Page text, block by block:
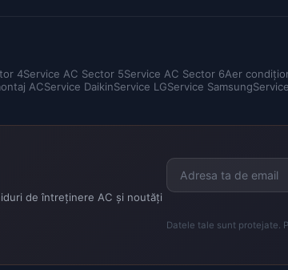
4Service AC Sector 5Service AC Sector 6Aer
ACService DaikinService LGService Samsung
de întreținere AC și noutăți
Datele tale sunt protejate.